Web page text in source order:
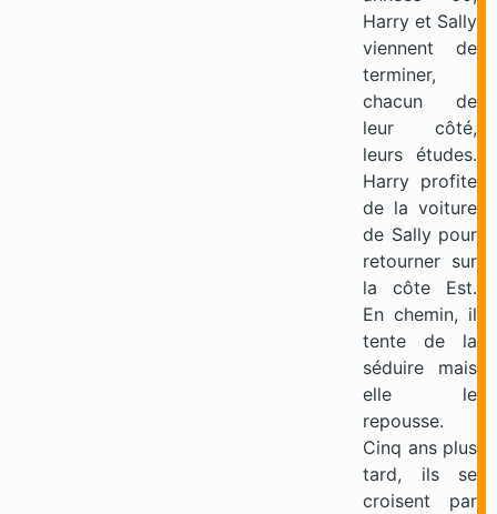
Harry et Sally
viennent de
terminer,
chacun de
leur côté,
leurs études.
Harry profite
de la voiture
de Sally pour
retourner sur
la côte Est.
En chemin, il
tente de la
séduire mais
elle le
repousse.
Cinq ans plus
tard, ils se
croisent par